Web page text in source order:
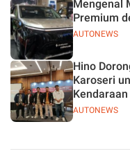
AUTONEWS
Mengenal
Premium
AUTONEWS
Hino
Karoseri
Kendaraan